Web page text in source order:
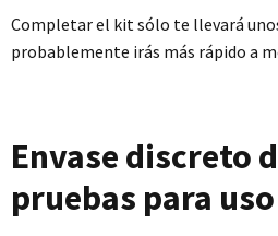
Completar el kit sólo te llevará
probablemente irás más rápido a
Envase discreto
pruebas para